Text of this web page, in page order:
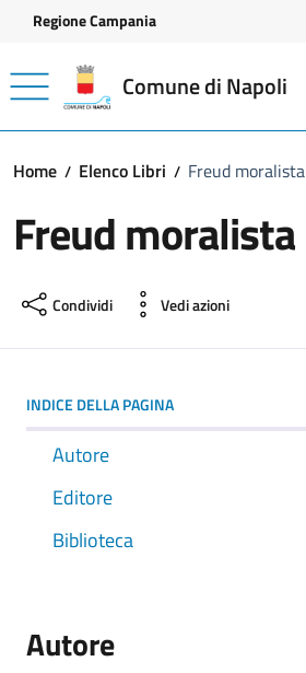
Vai ai contenuti
Vai al footer
Regione Campania
Comune di Napoli
Home Elenco Libri Freud moralista
Freud moralista
Condividi Vedi azioni
INDICE DELLA PAGINA
Autore
Editore
Biblioteca
Autore